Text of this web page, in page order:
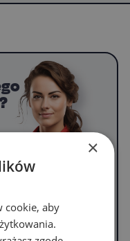
×
cookie, aby